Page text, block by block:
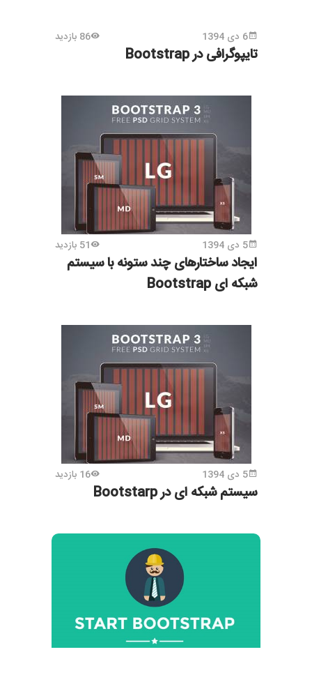
6 دی 1394 86 بازدید
تایپوگرافی در Bootstrap
5 دی 1394 51 بازدید
ایجاد ساختارهای چند ستونه با سیستم
شبکه ای Bootstrap
5 دی 1394 16 بازدید
سیستم شبکه ای در Bootstarp